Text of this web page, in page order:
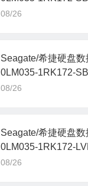
MRT全套
08/26
Seagate/希捷硬盘
0LM035-1RK172-
MRT全套
08/26
Seagate/希捷硬盘
0LM035-1RK172-
RT全套
08/26